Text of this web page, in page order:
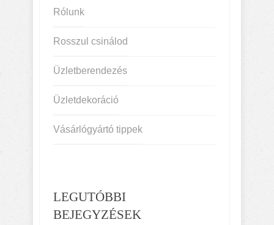
Rólunk
Rosszul csinálod
Üzletberendezés
Üzletdekoráció
Vásárlógyártó tippek
LEGUTÓBBI
BEJEGYZÉSEK